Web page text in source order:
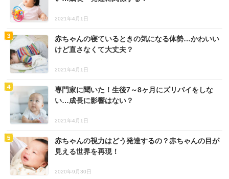
2021年4月1日
赤ちゃんの寝ているときの気になる体勢…かわいい
けど直さなくて大丈夫？
2021年4月1日
専門家に聞いた！生後7～8ヶ月にズリバイをしな
い…成長に影響はない？
2021年4月1日
赤ちゃんの視力はどう発達するの？赤ちゃんの目が
見える世界を再現！
2020年9月30日